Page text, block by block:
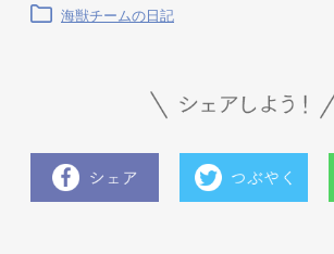
海獣チームの日記